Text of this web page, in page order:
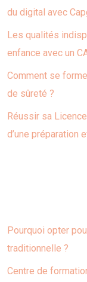
du digital avec
Les qualités
enfance avec un
Comment se
de sûreté ?
Réussir sa
d’une préparation
Pourquoi opter
traditionnelle ?
Centre de